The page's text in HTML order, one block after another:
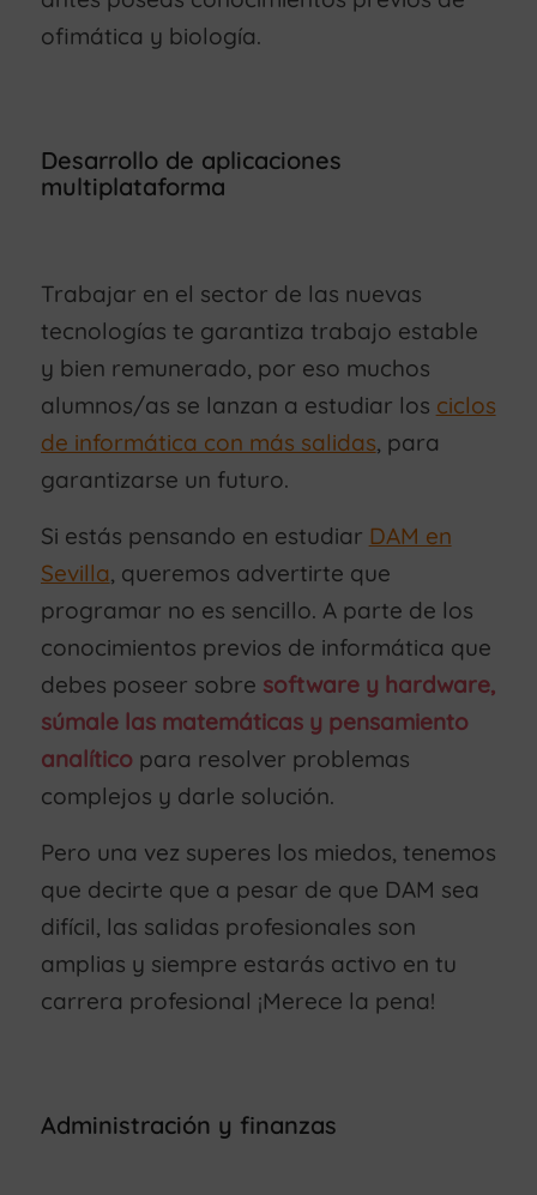
ofimática y biología.
Desarrollo de aplicaciones
multiplataforma
Trabajar en el sector de las nuevas
tecnologías te garantiza trabajo estable
y bien remunerado, por eso muchos
alumnos/as se lanzan a estudiar los ciclos
de informática con más salidas, para
garantizarse un futuro.
Si estás pensando en estudiar DAM en
Sevilla, queremos advertirte que
programar no es sencillo. A parte de los
conocimientos previos de informática que
debes poseer sobre software y hardware,
súmale las matemáticas y pensamiento
analíticopara resolver problemas
complejos y darle solución.
Pero una vez superes los miedos, tenemos
que decirte que a pesar de que DAM sea
difícil, las salidas profesionales son
amplias y siempre estarás activo en tu
carrera profesional ¡Merece la pena!
Administración y finanzas